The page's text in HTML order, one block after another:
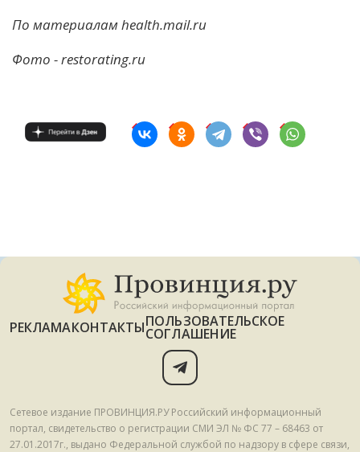
По материалам health.mail.ru
Фото - restorating.ru
РЕКЛАМАКОНТАКТЫПОЛЬЗОВАТЕЛЬСКОЕ
СОГЛАШЕНИЕ
Сетевое издание ПРОВИНЦИЯ.РУ Российский информационный
портал, свидетельство о регистрации СМИ ЭЛ № ФС 77 – 68463 от
27.01.2017г., выдано Федеральной службой по надзору в сфере связи,